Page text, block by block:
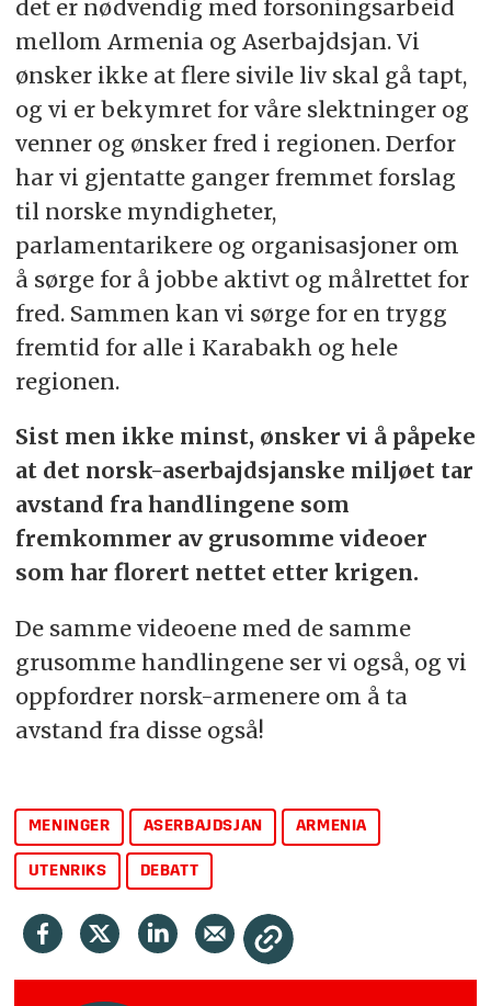
det er nødvendig med forsoningsarbeid
mellom Armenia og Aserbajdsjan. Vi
ønsker ikke at flere sivile liv skal gå tapt,
og vi er bekymret for våre slektninger og
venner og ønsker fred i regionen. Derfor
har vi gjentatte ganger fremmet forslag
til norske myndigheter,
parlamentarikere og organisasjoner om
å sørge for å jobbe aktivt og målrettet for
fred. Sammen kan vi sørge for en trygg
fremtid for alle i Karabakh og hele
regionen.
Sist men ikke minst, ønsker vi å påpeke
at det norsk-aserbajdsjanske miljøet tar
avstand fra handlingene som
fremkommer av grusomme videoer
som har florert nettet etter krigen.
De samme videoene med de samme
grusomme handlingene ser vi også, og vi
oppfordrer norsk-armenere om å ta
avstand fra disse også!
MENINGER ASERBAJDSJAN ARMENIA
UTENRIKS DEBATT